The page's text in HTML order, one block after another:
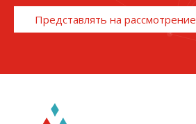
Представлять на рассмотрение